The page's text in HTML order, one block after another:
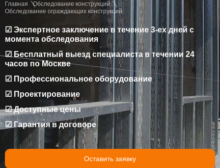
Главная
Обследование конструкций
Обследование ограждающих конструкций
☑ Экспертное заключение в течение 3-ех дней с
момента обследования
☑ Бесплатный выезд специалиста в течении 24
часов по Москве
☑ Профессиональное оборудование
☑ Проектирование
☑ Доступные цены
☑ Гарантия в договоре
Оставить заявку